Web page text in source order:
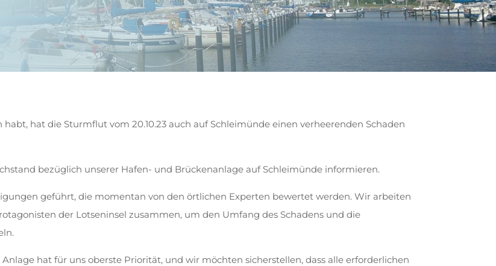
hat die Sturmflut vom 20.10.23 auch auf Schleimünde einen verheerenden Schaden
bezüglich unserer Hafen- und Brückenanlage auf Schleimünde informieren.
geführt, die momentan von den örtlichen Experten bewertet werden. Wir arbeiten
der Lotseninsel zusammen, um den Umfang des Schadens und die
hat für uns oberste Priorität, und wir möchten sicherstellen, dass alle erforderlichen